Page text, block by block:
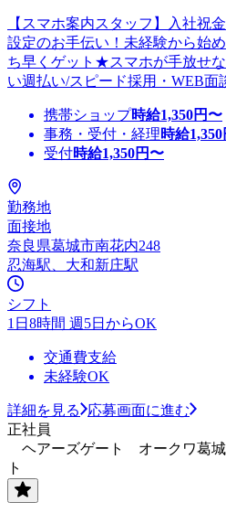
【スマホ案内スタッフ】入社祝
設定のお手伝い！未経験から始
ち早くゲット★スマホが手放せ
い週払い/スピード採用・WEB
携帯ショップ時給1,350円〜
事務・受付・経理時給1,350
受付時給1,350円〜
勤務地
面接地
奈良県葛城市南花内248
忍海駅、大和新庄駅
シフト
1日8時間 週5日からOK
交通費支給
未経験OK
詳細を見る
応募画面に進む
正社員
ヘアーズゲート オークワ葛城
ト